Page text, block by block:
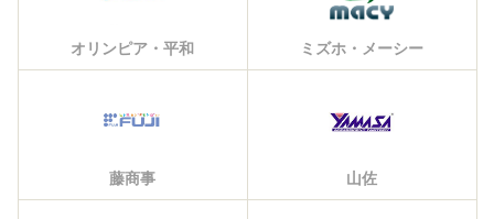
オリンピア・平和 ミズホ・メーシー
藤商事 山佐